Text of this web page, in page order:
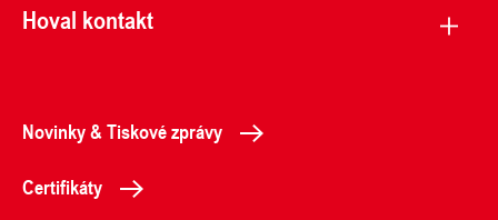
Hoval kontakt
Novinky & Tiskové zprávy
Certifikáty